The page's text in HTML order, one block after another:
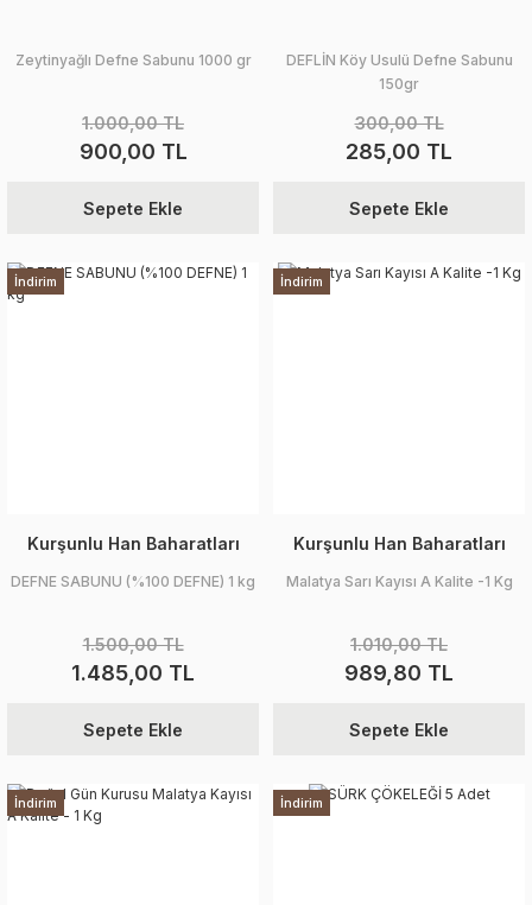
Zeytinyağlı Defne Sabunu 1000 gr
1.000,00 TL
900,00 TL
Sepete Ekle
DEFLİN Köy Usulü Defne Sabunu
150gr
300,00 TL
285,00 TL
Sepete Ekle
İndirim
Kurşunlu Han Baharatları
DEFNE SABUNU (%100 DEFNE) 1 kg
1.500,00 TL
1.485,00 TL
Sepete Ekle
İndirim
Kurşunlu Han Baharatları
Malatya Sarı Kayısı A Kalite -1 Kg
1.010,00 TL
989,80 TL
Sepete Ekle
İndirim İndirim